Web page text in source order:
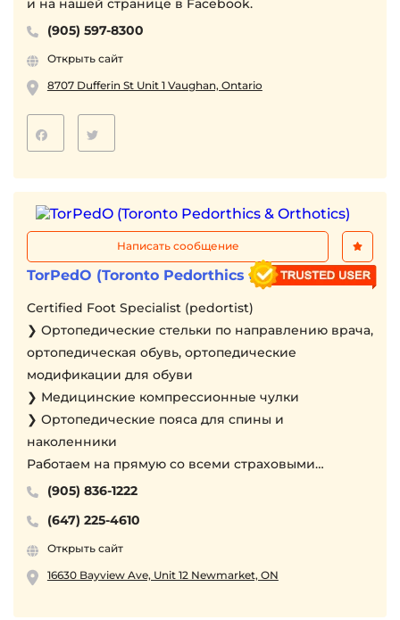
и на нашей странице в Facebook.
(905) 597-8300
Открыть сайт
8707 Dufferin St Unit 1 Vaughan, Ontario
Написать сообщение
TorPedO (Toronto Pedorthics & Orthotics)
Certified Foot Specialist (pedortist)
❯ Ортопедические стельки по направлению врача,
ортопедическая обувь, ортопедические
модификации для обуви
❯ Медицинские компрессионные чулки
❯ Ортопедические пояса для спины и
наколенники
Работаем на прямую со всеми страховыми
компаниями
(905) 836-1222
(647) 225-4610
Открыть сайт
16630 Bayview Ave, Unit 12 Newmarket, ON